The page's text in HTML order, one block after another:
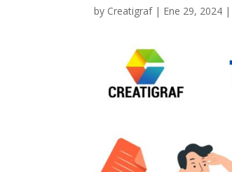
by Creatigraf| Ene 29, 2024 |